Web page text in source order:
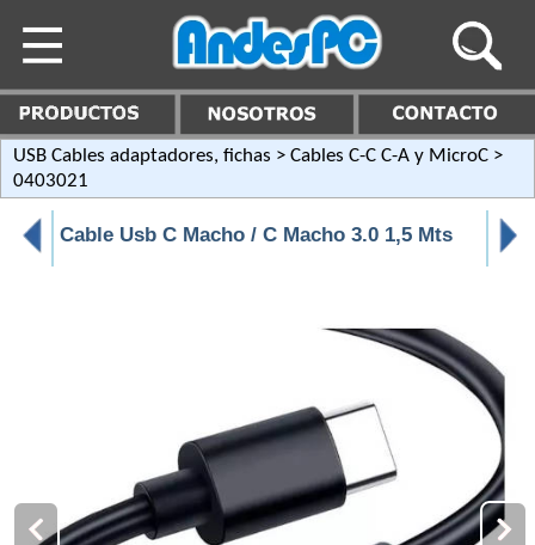
USB Cables adaptadores, fichas > Cables C-C C-A y MicroC >
0403021
Cable Usb C Macho / C Macho 3.0 1,5 Mts